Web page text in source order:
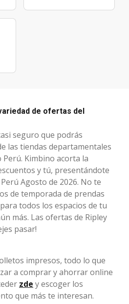
de ofertas del
seguro que podrás
las tiendas departamentales
Kimbino acorta la
y tú, presentándote
Agosto de 2026. No te
de temporada de prendas
todos los espacios de tu
más. Las ofertas de Ripley
pasar!
impresos, todo lo que
a comprar y ahorrar online
zde y escoger los
que más te interesan.